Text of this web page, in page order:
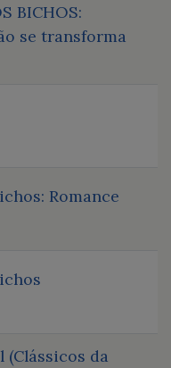
BICHOS:
se transforma
Romance
(Clássicos da